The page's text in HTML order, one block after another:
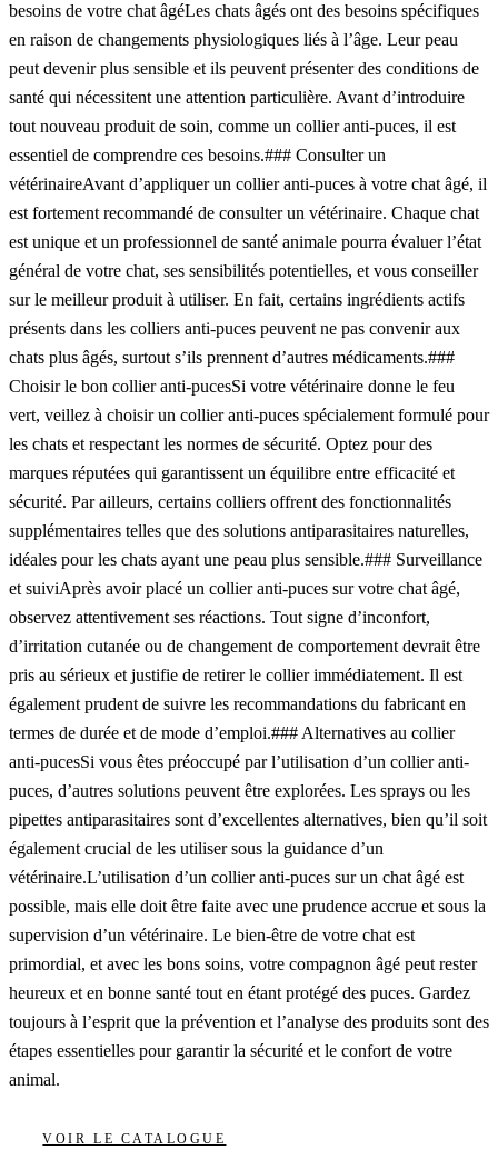
besoins de votre chat âgéLes chats âgés ont des besoins spécifiques
en raison de changements physiologiques liés à l’âge. Leur peau
peut devenir plus sensible et ils peuvent présenter des conditions de
santé qui nécessitent une attention particulière. Avant d’introduire
tout nouveau produit de soin, comme un collier anti-puces, il est
essentiel de comprendre ces besoins.### Consulter un
vétérinaireAvant d’appliquer un collier anti-puces à votre chat âgé, il
est fortement recommandé de consulter un vétérinaire. Chaque chat
est unique et un professionnel de santé animale pourra évaluer l’état
général de votre chat, ses sensibilités potentielles, et vous conseiller
sur le meilleur produit à utiliser. En fait, certains ingrédients actifs
présents dans les colliers anti-puces peuvent ne pas convenir aux
chats plus âgés, surtout s’ils prennent d’autres médicaments.###
Choisir le bon collier anti-pucesSi votre vétérinaire donne le feu
vert, veillez à choisir un collier anti-puces spécialement formulé pour
les chats et respectant les normes de sécurité. Optez pour des
marques réputées qui garantissent un équilibre entre efficacité et
sécurité. Par ailleurs, certains colliers offrent des fonctionnalités
supplémentaires telles que des solutions antiparasitaires naturelles,
idéales pour les chats ayant une peau plus sensible.### Surveillance
et suiviAprès avoir placé un collier anti-puces sur votre chat âgé,
observez attentivement ses réactions. Tout signe d’inconfort,
d’irritation cutanée ou de changement de comportement devrait être
pris au sérieux et justifie de retirer le collier immédiatement. Il est
également prudent de suivre les recommandations du fabricant en
termes de durée et de mode d’emploi.### Alternatives au collier
anti-pucesSi vous êtes préoccupé par l’utilisation d’un collier anti-
puces, d’autres solutions peuvent être explorées. Les sprays ou les
pipettes antiparasitaires sont d’excellentes alternatives, bien qu’il soit
également crucial de les utiliser sous la guidance d’un
vétérinaire.L’utilisation d’un collier anti-puces sur un chat âgé est
possible, mais elle doit être faite avec une prudence accrue et sous la
supervision d’un vétérinaire. Le bien-être de votre chat est
primordial, et avec les bons soins, votre compagnon âgé peut rester
heureux et en bonne santé tout en étant protégé des puces. Gardez
toujours à l’esprit que la prévention et l’analyse des produits sont des
étapes essentielles pour garantir la sécurité et le confort de votre
animal.
VOIR LE CATALOGUE